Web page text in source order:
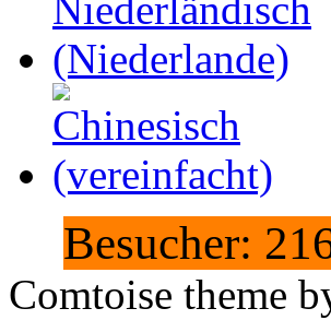
Besucher:
Comtoise theme